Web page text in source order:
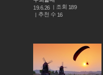
19.6.26
조회 189
추천 수 16